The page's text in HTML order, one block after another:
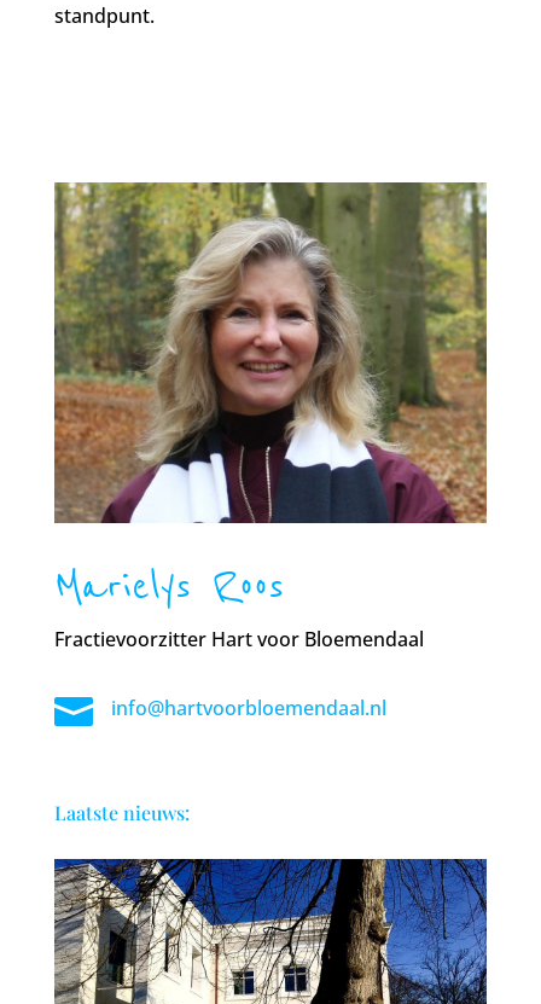
standpunt.
Marielys Roos
Fractievoorzitter Hart voor Bloemendaal
 info@hartvoorbloemendaal.nl
Laatste nieuws: